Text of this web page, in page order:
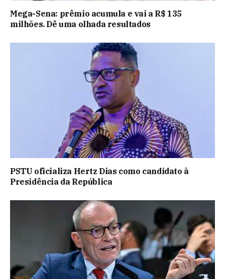
Mega-Sena: prêmio acumula e vai a R$ 135
milhões. Dê uma olhada resultados
PSTU oficializa Hertz Dias como candidato à
Presidência da República